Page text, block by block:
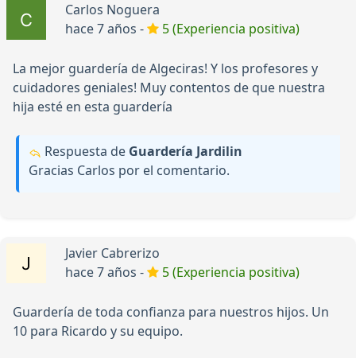
Carlos Noguera
hace 7 años -
5 (Experiencia positiva)
La mejor guardería de Algeciras! Y los profesores y
cuidadores geniales! Muy contentos de que nuestra
hija esté en esta guardería
Respuesta de Guardería Jardilin
Gracias Carlos por el comentario.
Javier Cabrerizo
hace 7 años -
5 (Experiencia positiva)
Guardería de toda confianza para nuestros hijos. Un
10 para Ricardo y su equipo.